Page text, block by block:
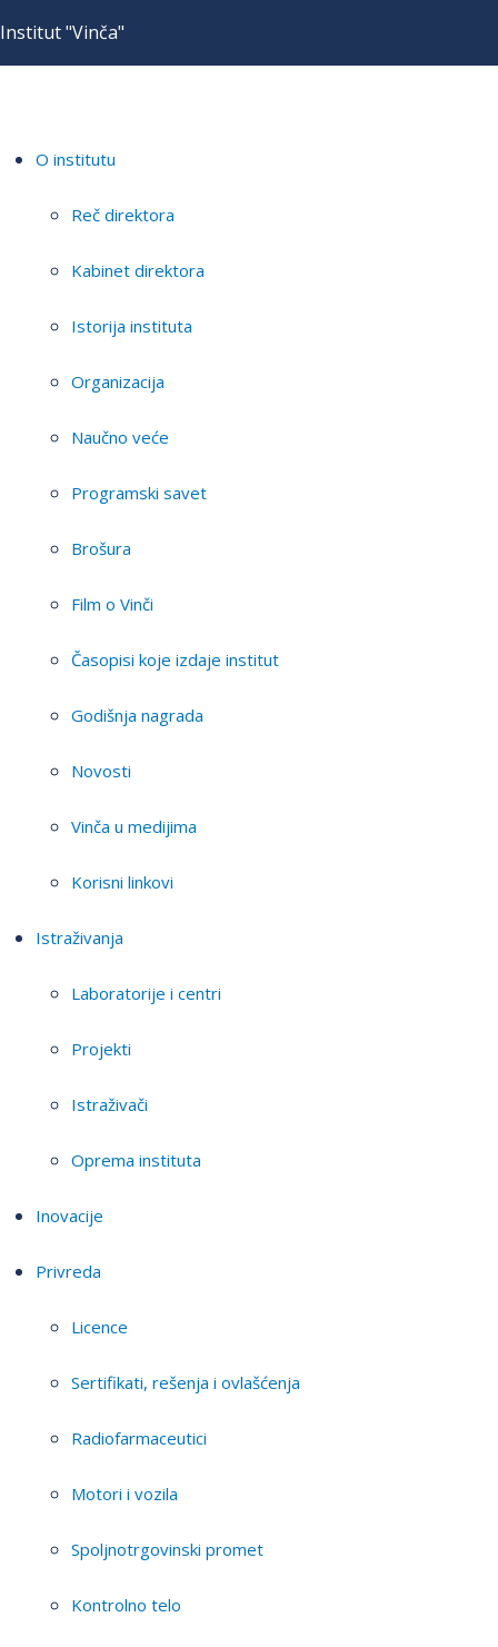
Institut "Vinča"
O institutu
Reč direktora
Kabinet direktora
Istorija instituta
Organizacija
Naučno veće
Programski savet
Brošura
Film o Vinči
Časopisi koje izdaje institut
Godišnja nagrada
Novosti
Vinča u medijima
Korisni linkovi
Istraživanja
Laboratorije i centri
Projekti
Istraživači
Oprema instituta
Inovacije
Privreda
Licence
Sertifikati, rešenja i ovlašćenja
Radiofarmaceutici
Motori i vozila
Spoljnotrgovinski promet
Kontrolno telo